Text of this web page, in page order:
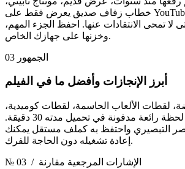
خطاب زفاف صديق يعرض فقط على YouTube — لحظات تستحق
لا تمحى الانتقادات عنها. احفظ الجزء المهم،
وخزنها على جهازك الخاص.
الجمهور 03
أبرز الإنجازات وأفضل ما في الفيلم
لقطات الألعاب الحاسمة، لقطات كوميدية،
أغلفة موسيقية — لحظة رائعة مدفونة في تحميل مدته 30 دقيقة.
التبصيري واحتفظ به كملف مستقل يمكنك
إعادة تشغيله دون الحاجة للفرك.
№ 03 / الإشارات المرجعية مقارنة